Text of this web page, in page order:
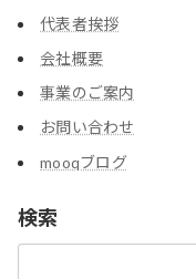
代表者挨拶
会社概要
事業のご案内
お問い合わせ
mooqブログ
検索